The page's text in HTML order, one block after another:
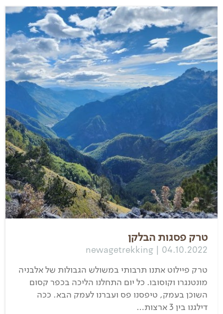
טרק פסגות הבלקן
newagetrekking | 04.10.2022
טרק פיילוט אתנו תרבותי במשולש הגבולות של אלבניה
מונטנגרו וקוסובו. כל יום התחלנו הליכה בכפר קסום
השוכן בעמק, טיפסנו פס ועברנו לעמק הבא. ככה
דילגנו בין 3 ארצות…